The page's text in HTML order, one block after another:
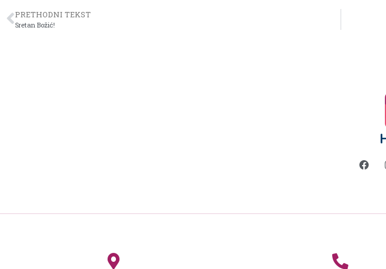
PRETHODNI TEKST
Sretan Božić!